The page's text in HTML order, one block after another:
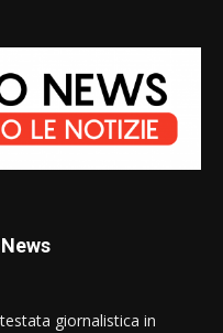
giornalistica in